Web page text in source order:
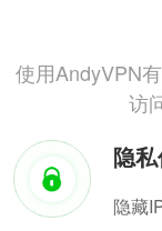
使用AndyVPN
访
隐
隐藏